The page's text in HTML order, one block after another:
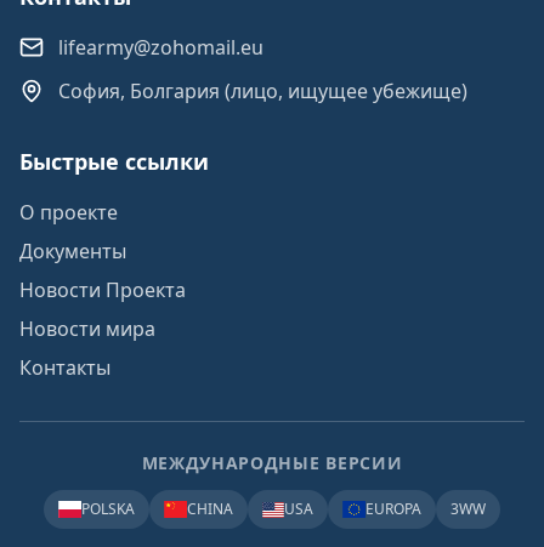
lifearmy@zohomail.eu
София, Болгария (лицо, ищущее убежище)
Быстрые ссылки
О проекте
Документы
Новости Проекта
Новости мира
Контакты
МЕЖДУНАРОДНЫЕ ВЕРСИИ
POLSKA CHINA USA EUROPA 3WW